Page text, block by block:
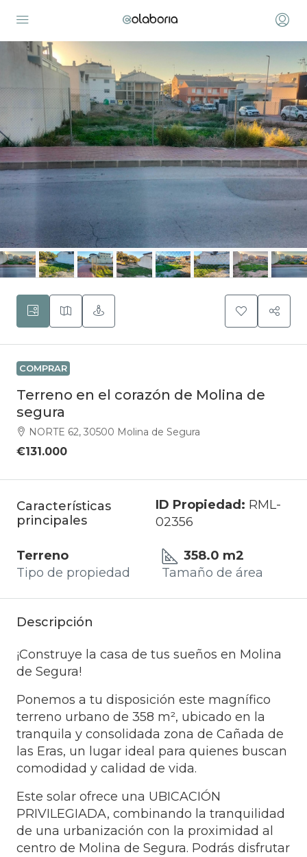
COMPRAR
Terreno en el corazón de Molina de
segura
NORTE 62, 30500 Molina de Segura
€131.000
Características
principales
ID Propiedad: RML-
02356
Terreno
Tipo de propiedad
358.0 m2
Tamaño de área
Descripción
¡Construye la casa de tus sueños en Molina
de Segura!
Ponemos a tu disposición este magnífico
terreno urbano de 358 m², ubicado en la
tranquila y consolidada zona de Cañada de
las Eras, un lugar ideal para quienes buscan
comodidad y calidad de vida.
Este solar ofrece una UBICACIÓN
PRIVILEGIADA, combinando la tranquilidad
de una urbanización con la proximidad al
centro de Molina de Segura. Podrás disfrutar